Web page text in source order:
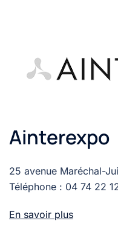
Ainterexpo
25 avenue Maréchal-
Téléphone : 04 74 22
En savoir plus